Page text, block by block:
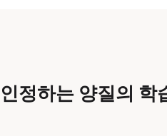
정하는 양질의 학